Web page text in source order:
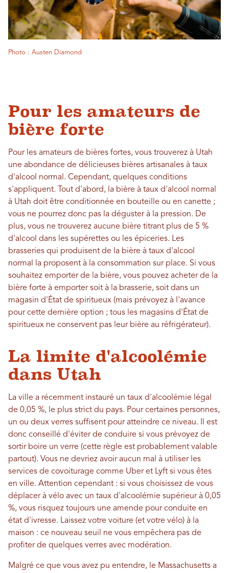
Photo : Austen Diamond
Pour les amateurs de
bière forte
Pour les amateurs de bières fortes, vous trouverez à Utah
une abondance de délicieuses bières artisanales à taux
d'alcool normal. Cependant, quelques conditions
s'appliquent. Tout d'abord, la bière à taux d'alcool normal
à Utah doit être conditionnée en bouteille ou en canette ;
vous ne pourrez donc pas la déguster à la pression. De
plus, vous ne trouverez aucune bière titrant plus de 5 %
d'alcool dans les supérettes ou les épiceries. Les
brasseries qui produisent de la bière à taux d'alcool
normal la proposent à la consommation sur place. Si vous
souhaitez emporter de la bière, vous pouvez acheter de la
bière forte à emporter soit à la brasserie, soit dans un
magasin d'État de spiritueux (mais prévoyez à l'avance
pour cette dernière option ; tous les magasins d'État de
spiritueux ne conservent pas leur bière au réfrigérateur).
La limite d'alcoolémie
dans Utah
La ville a récemment instauré un taux d'alcoolémie légal
de 0,05 %, le plus strict du pays. Pour certaines personnes,
un ou deux verres suffisent pour atteindre ce niveau. Il est
donc conseillé d'éviter de conduire si vous prévoyez de
sortir boire un verre (cette règle est probablement valable
partout). Vous ne devriez avoir aucun mal à utiliser les
services de covoiturage comme Uber et Lyft si vous êtes
en ville. Attention cependant : si vous choisissez de vous
déplacer à vélo avec un taux d'alcoolémie supérieur à 0,05
%, vous risquez toujours une amende pour conduite en
état d'ivresse. Laissez votre voiture (et votre vélo) à la
maison : ce nouveau seuil ne vous empêchera pas de
profiter de quelques verres avec modération.
Malgré ce que vous avez pu entendre, le Massachusetts a